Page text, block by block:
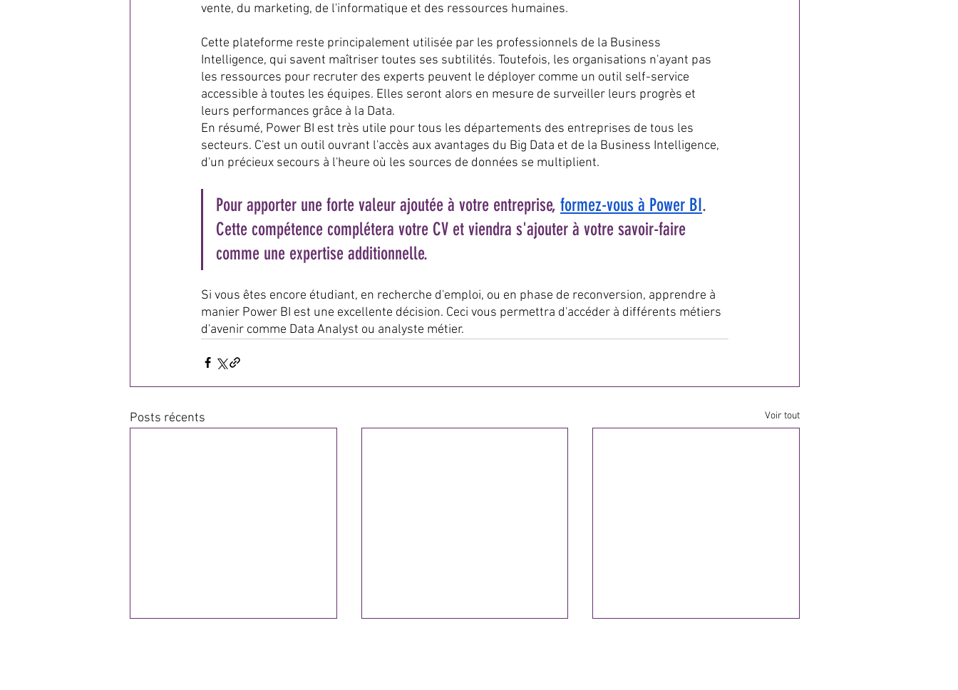
vente, du marketing, de l'informatique et des ressources humaines.
Cette plateforme reste principalement utilisée par les professionnels de la Business
Intelligence, qui savent maîtriser toutes ses subtilités. Toutefois, les organisations n'ayant pas
les ressources pour recruter des experts peuvent le déployer comme un outil self-service
accessible à toutes les équipes. Elles seront alors en mesure de surveiller leurs progrès et
leurs performances grâce à la Data.
En résumé, Power BI est très utile pour tous les départements des entreprises de tous les
secteurs. C'est un outil ouvrant l'accès aux avantages du Big Data et de la Business Intelligence,
d'un précieux secours à l'heure où les sources de données se multiplient.
Pour apporter une forte valeur ajoutée à votre entreprise, formez-vous à Power BI.
Cette compétence complétera votre CV et viendra s'ajouter à votre savoir-faire
comme une expertise additionnelle.
Si vous êtes encore étudiant, en recherche d'emploi, ou en phase de reconversion, apprendre à
manier Power BI est une excellente décision. Ceci vous permettra d'accéder à différents métiers
d'avenir comme Data Analyst ou analyste métier.
Posts récents Voir tout